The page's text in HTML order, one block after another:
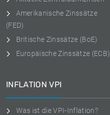
Amerikanische Zinssätze
(FED)
Britische Zinssätze (BoE)
Europäische Zinssätze (ECB)
INFLATION VPI
Was ist die VPI-Inflation?